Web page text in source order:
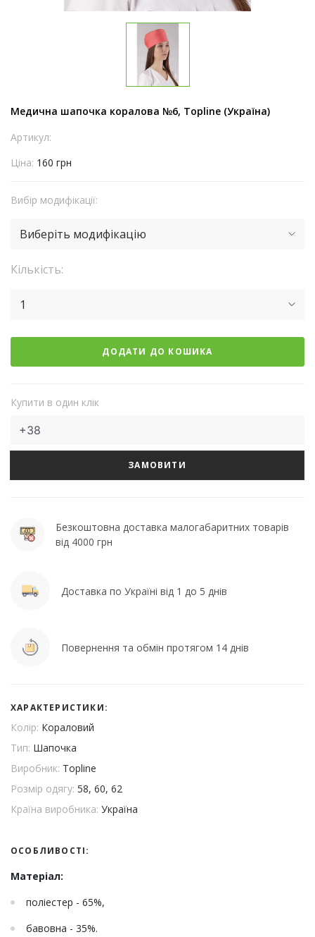
Медична шапочка коралова №6, Topline (Україна)
Артикул:
Ціна: 160 грн
Вибір модифікації:
Виберіть модифікацію
Кількість:
1
ДОДАТИ ДО КОШИКА
Купити в один клік
ЗАМОВИТИ
Безкоштовна доставка малогабаритних товарів
від 4000 грн
Доставка по Україні від 1 до 5 днів
Повернення та обмін протягом 14 днів
ХАРАКТЕРИСТИКИ:
Колір: Кораловий
Тип: Шапочка
Виробник: Topline
Розмір одягу: 58, 60, 62
Країна виробника: Україна
ОСОБЛИВОСТІ:
Матеріал:
поліестер - 65%,
бавовна - 35%.